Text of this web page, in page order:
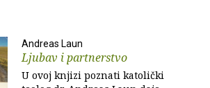
Andreas Laun
Ljubav i partnerstvo
U ovoj knjizi poznati katolički